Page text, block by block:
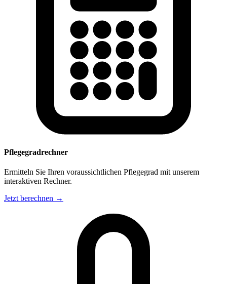
Pflegegradrechner
Ermitteln Sie Ihren voraussichtlichen Pflegegrad mit unserem
interaktiven Rechner.
Jetzt berechnen →